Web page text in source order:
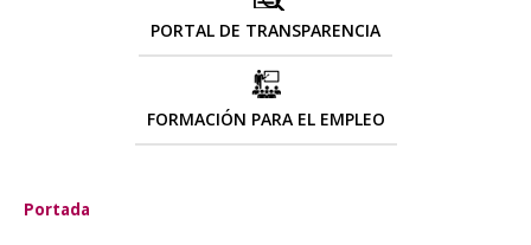
PORTAL DE TRANSPARENCIA
FORMACIÓN PARA EL EMPLEO
Portada